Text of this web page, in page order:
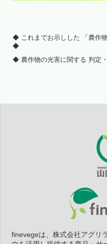
◆ これまでお示しした 「農作
◆
◆ 農作物の光害に関する 判定
finevegeは、株式会社アグリ